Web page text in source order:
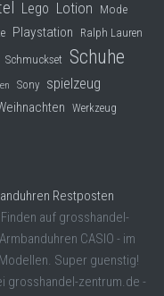
Lego Lotion Mode
Playstation Ralph Lauren
Schmuckset Schuhe
Sony spielzeug
Werkzeug
Restposten
auf grosshandel-
CASIO - im
Super guenstig!
grosshandel-zentrum.de -